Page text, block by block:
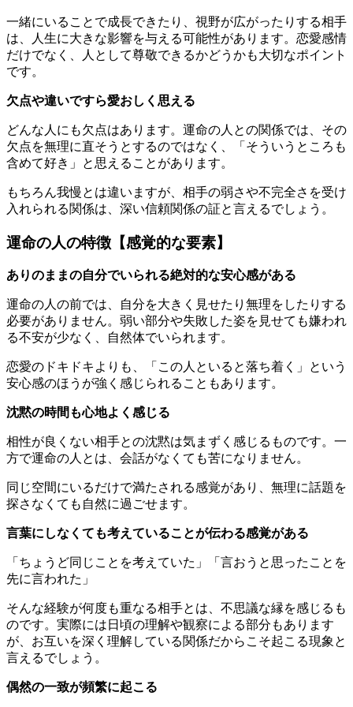
一緒にいることで成長できたり、視野が広がったりする相手
は、人生に大きな影響を与える可能性があります。恋愛感情
だけでなく、人として尊敬できるかどうかも大切なポイント
です。
欠点や違いですら愛おしく思える
どんな人にも欠点はあります。運命の人との関係では、その
欠点を無理に直そうとするのではなく、「そういうところも
含めて好き」と思えることがあります。
もちろん我慢とは違いますが、相手の弱さや不完全さを受け
入れられる関係は、深い信頼関係の証と言えるでしょう。
運命の人の特徴【感覚的な要素】
ありのままの自分でいられる絶対的な安心感がある
運命の人の前では、自分を大きく見せたり無理をしたりする
必要がありません。弱い部分や失敗した姿を見せても嫌われ
る不安が少なく、自然体でいられます。
恋愛のドキドキよりも、「この人といると落ち着く」という
安心感のほうが強く感じられることもあります。
沈黙の時間も心地よく感じる
相性が良くない相手との沈黙は気まずく感じるものです。一
方で運命の人とは、会話がなくても苦になりません。
同じ空間にいるだけで満たされる感覚があり、無理に話題を
探さなくても自然に過ごせます。
言葉にしなくても考えていることが伝わる感覚がある
「ちょうど同じことを考えていた」「言おうと思ったことを
先に言われた」
そんな経験が何度も重なる相手とは、不思議な縁を感じるも
のです。実際には日頃の理解や観察による部分もあります
が、お互いを深く理解している関係だからこそ起こる現象と
言えるでしょう。
偶然の一致が頻繁に起こる